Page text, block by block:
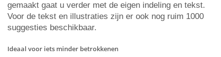
gemaakt gaat u verder met de eigen indeling en tekst.
Voor de tekst en illustraties zijn er ook nog ruim 1000
suggesties beschikbaar.
Ideaal voor iets minder betrokkenen